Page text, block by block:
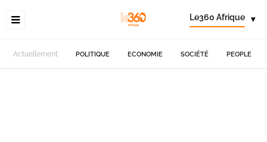
Le360 Afrique ▾
Actuellement POLITIQUE ECONOMIE SOCIÉTÉ PEOPLE